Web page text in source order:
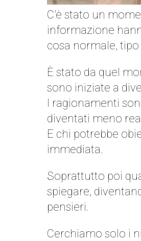
C’è stato un
informazione
cosa normale,
È stato da quel
sono iniziate a
I ragionamenti
diventati meno
E chi potrebbe
immediata.
Soprattutto poi
spiegare,
pensieri.
Cerchiamo solo i